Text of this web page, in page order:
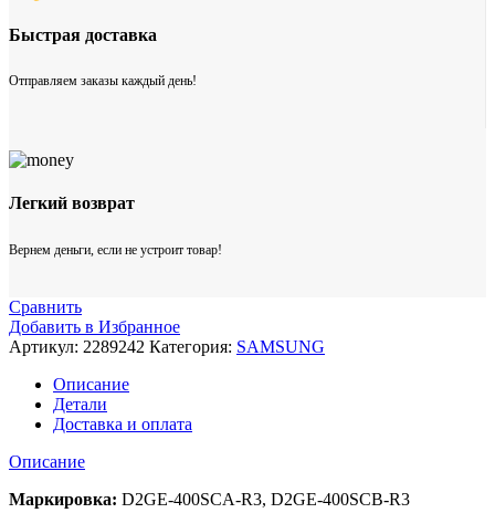
Быстрая доставка
Отправляем заказы каждый день!
Легкий возврат
Вернем деньги, если не устроит товар!
Сравнить
Добавить в Избранное
Артикул: 2289242 Категория: SAMSUNG
Описание
Детали
Доставка и оплата
Описание
Маркировка: D2GE-400SCA-R3, D2GE-400SCB-R3